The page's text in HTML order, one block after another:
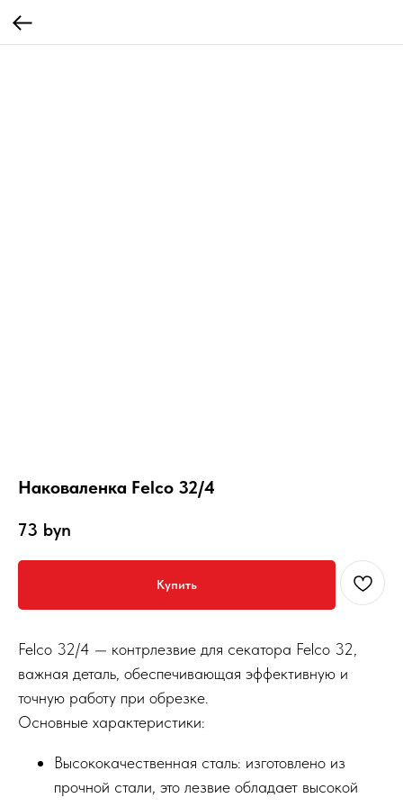
Наковаленка Felco 32/4
73 byn
Купить
Felco 32/4 — контрлезвие для секатора Felco 32,
важная деталь, обеспечивающая эффективную и
точную работу при обрезке.
Основные характеристики:
Высококачественная сталь: изготовлено из
прочной стали, это лезвие обладает высокой